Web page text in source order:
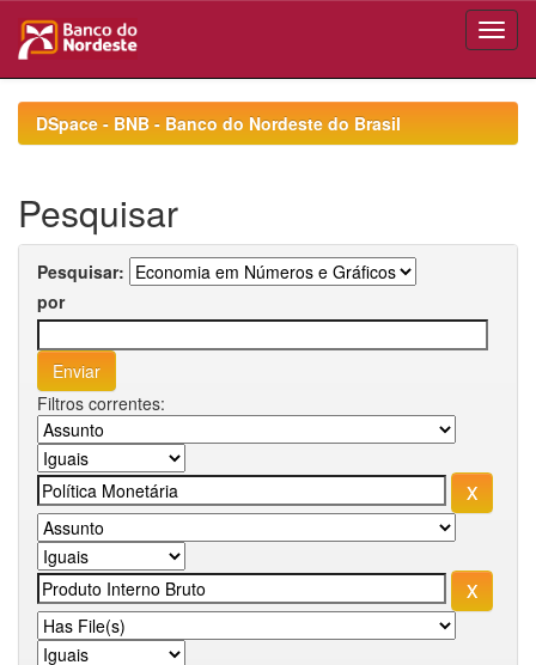
navigationDSpace - BNB - Banco do Nordeste do Brasil
Pesquisar
Pesquisar:
por
Filtros correntes: